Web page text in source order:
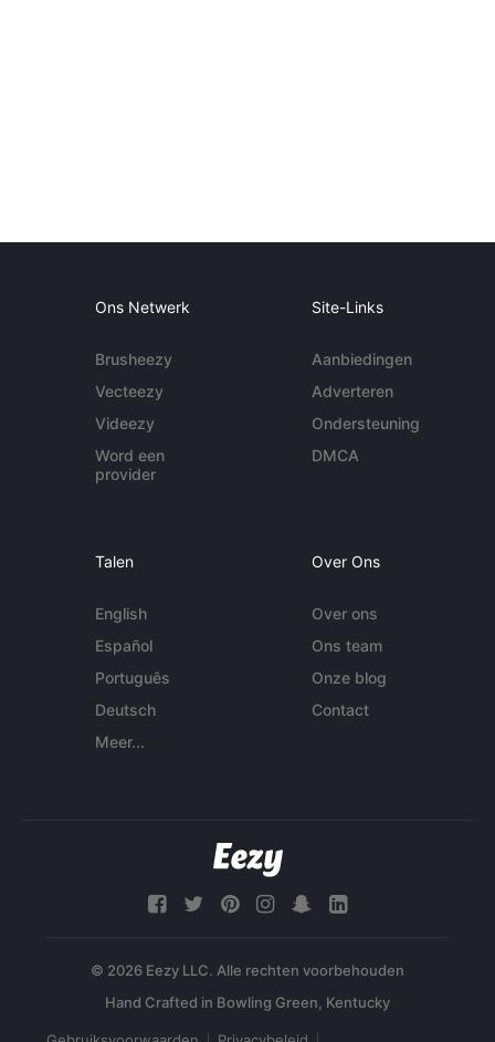
Ons Netwerk
Brusheezy
Vecteezy
Videezy
Word een
provider
Site-Links
Aanbiedingen
Adverteren
Ondersteuning
DMCA
Talen
English
Español
Português
Deutsch
Meer...
Over Ons
Over ons
Ons team
Onze blog
Contact
© 2026 Eezy LLC. Alle rechten voorbehouden